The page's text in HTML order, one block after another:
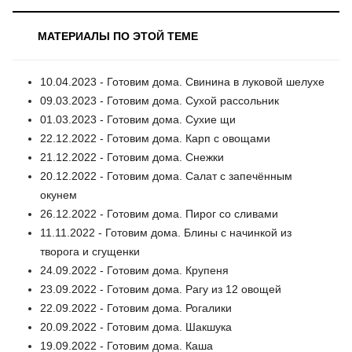
МАТЕРИАЛЫ ПО ЭТОЙ ТЕМЕ
10.04.2023 - Готовим дома. Свинина в луковой шелухе
09.03.2023 - Готовим дома. Сухой рассольник
01.03.2023 - Готовим дома. Сухие щи
22.12.2022 - Готовим дома. Карп с овощами
21.12.2022 - Готовим дома. Снежки
20.12.2022 - Готовим дома. Салат с запечённым
окунем
26.12.2022 - Готовим дома. Пирог со сливами
11.11.2022 - Готовим дома. Блины с начинкой из
творога и сгущенки
24.09.2022 - Готовим дома. Крупеня
23.09.2022 - Готовим дома. Рагу из 12 овощей
22.09.2022 - Готовим дома. Рогалики
20.09.2022 - Готовим дома. Шакшука
19.09.2022 - Готовим дома. Каша